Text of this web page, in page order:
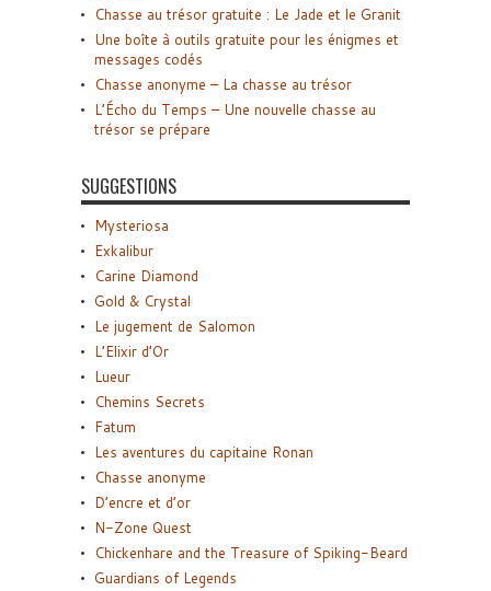
Chasse au trésor gratuite : Le Jade et le Granit
Une boîte à outils gratuite pour les énigmes et
messages codés
Chasse anonyme – La chasse au trésor
L’Écho du Temps – Une nouvelle chasse au
trésor se prépare
SUGGESTIONS
Mysteriosa
Exkalibur
Carine Diamond
Gold & Crystal
Le jugement de Salomon
L’Elixir d’Or
Lueur
Chemins Secrets
Fatum
Les aventures du capitaine Ronan
Chasse anonyme
D’encre et d’or
N-Zone Quest
Chickenhare and the Treasure of Spiking-Beard
Guardians of Legends